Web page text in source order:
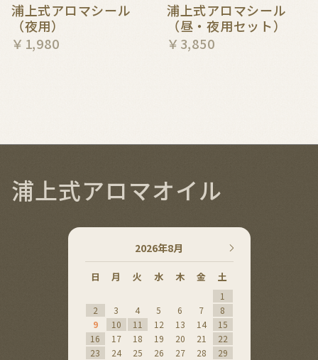
浦上式アロマシール
（夜用）
￥1,980
浦上式アロマシール
（昼・夜用セット）
￥3,850
浦上式アロマオイル
2026年8月
日 月 火 水 木 金 土
1
2
3 4 5 6 7
8
9
10 11 12 13 14
15
16
17 18 19 20 21
22
23
24 25 26 27 28
29